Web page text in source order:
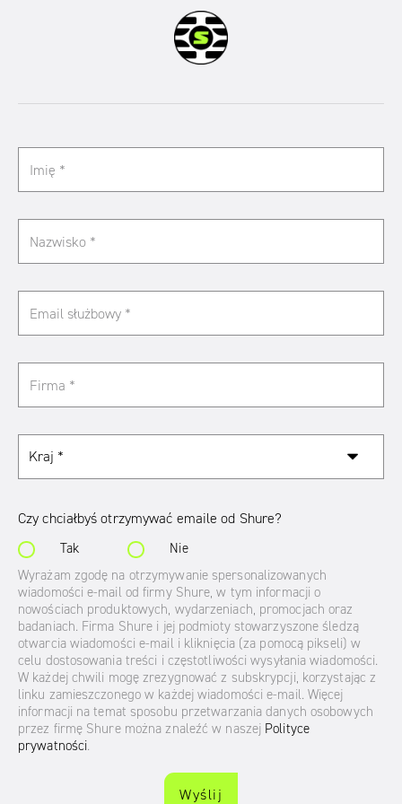
Czy chciałbyś otrzymywać emaile od Shure?
Tak
Nie
Wyrażam zgodę na otrzymywanie spersonalizowanych
wiadomości e-mail od firmy Shure, w tym informacji o
nowościach produktowych, wydarzeniach, promocjach oraz
badaniach. Firma Shure i jej podmioty stowarzyszone śledzą
otwarcia wiadomości e-mail i kliknięcia (za pomocą pikseli) w
celu dostosowania treści i częstotliwości wysyłania wiadomości.
W każdej chwili mogę zrezygnować z subskrypcji, korzystając z
linku zamieszczonego w każdej wiadomości e-mail. Więcej
informacji na temat sposobu przetwarzania danych osobowych
przez firmę Shure można znaleźć w naszej Polityce
prywatności.